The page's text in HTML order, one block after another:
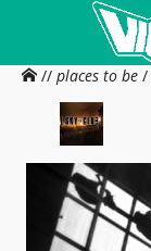
// places to be /